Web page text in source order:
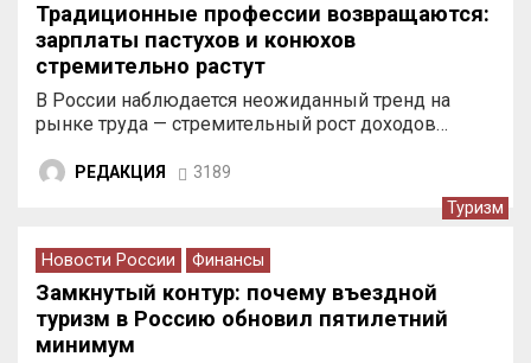
Традиционные профессии возвращаются:
зарплаты пастухов и конюхов
стремительно растут
В России наблюдается неожиданный тренд на
рынке труда — стремительный рост доходов…
РЕДАКЦИЯ 3189
Туризм
Новости России Финансы
Замкнутый контур: почему въездной
туризм в Россию обновил пятилетний
минимум